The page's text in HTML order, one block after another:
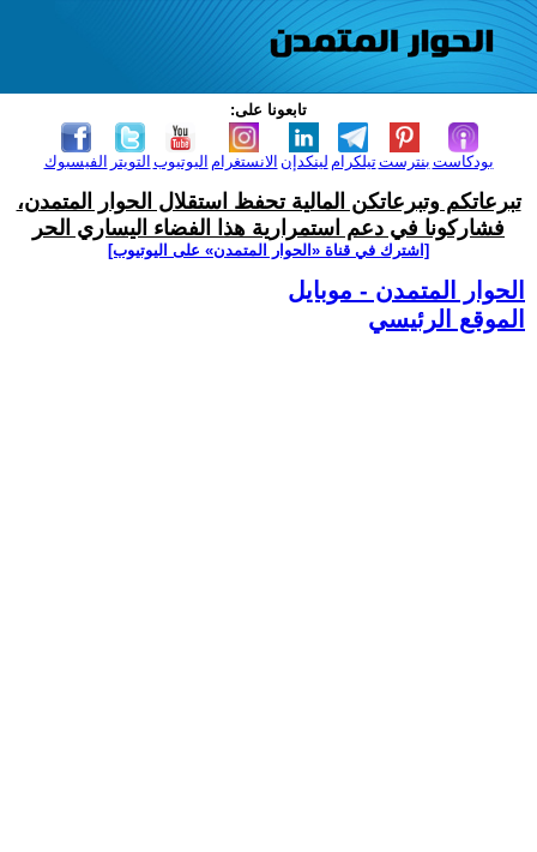
تابعونا على:
الفيسبوك التويتر اليوتيوب الانستغرام لينكدإن تيلكرامبنترست بودكاست
تبرعاتكم وتبرعاتكن المالية تحفظ استقلال الحوار المتمدن،
فشاركونا في دعم استمرارية هذا الفضاء اليساري الحر
[اشترك في قناة ‫«الحوار المتمدن» على اليوتيوب]
الحوار المتمدن - موبايل
الموقع الرئيسي